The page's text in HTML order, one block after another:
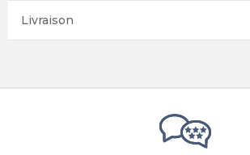
Livraison